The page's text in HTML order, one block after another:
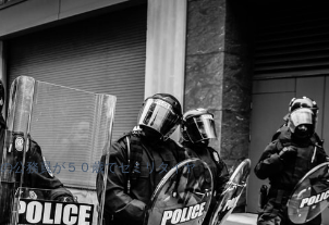
公務員が５０歳でセミリタイヤ